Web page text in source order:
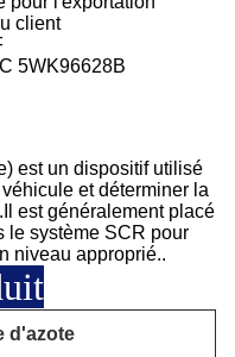
client
5WK96628B
est un dispositif utilisé
et déterminer la
est généralement placé
le système SCR pour
niveau approprié..
d'azote